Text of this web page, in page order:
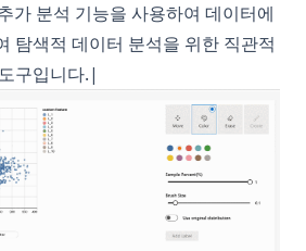
가 분석 기능을 사용하여 데이터에
탐색적 데이터 분석을 위한 직관적
구입니다.|